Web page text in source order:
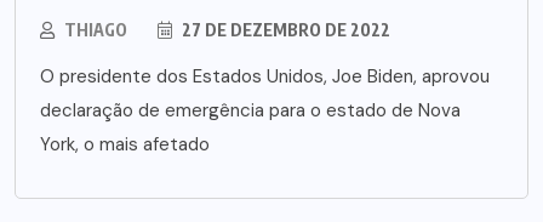
THIAGO 27 DE DEZEMBRO DE 2022
O presidente dos Estados Unidos, Joe Biden, aprovou
declaração de emergência para o estado de Nova
York, o mais afetado